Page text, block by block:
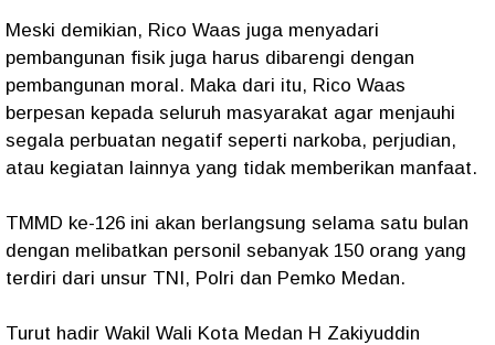
Meski demikian, Rico Waas juga menyadari
pembangunan fisik juga harus dibarengi dengan
pembangunan moral. Maka dari itu, Rico Waas
berpesan kepada seluruh masyarakat agar menjauhi
segala perbuatan negatif seperti narkoba, perjudian,
atau kegiatan lainnya yang tidak memberikan manfaat.
TMMD ke-126 ini akan berlangsung selama satu bulan
dengan melibatkan personil sebanyak 150 orang yang
terdiri dari unsur TNI, Polri dan Pemko Medan.
Turut hadir Wakil Wali Kota Medan H Zakiyuddin